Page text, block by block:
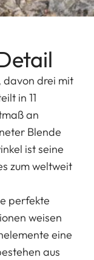
davon drei mit
in 11
an
Blende
ist seine
zum weltweit
perfekte
weisen
eine
aus